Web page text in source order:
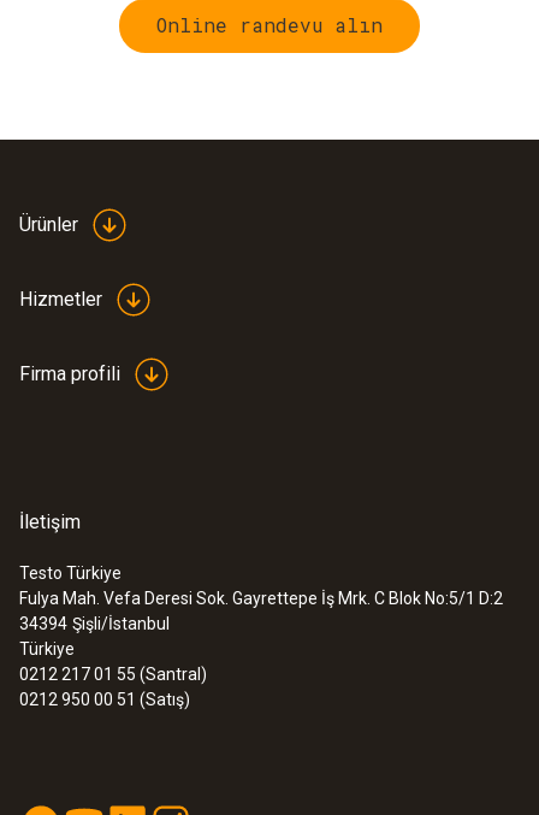
Online randevu alın
Ürünler
Hizmetler
Firma profili
İletişim
Testo Türkiye
Fulya Mah. Vefa Deresi Sok. Gayrettepe İş Mrk. C Blok No:5/1 D:2
34394 Şişli/İstanbul
Türkiye
0212 217 01 55 (Santral)
0212 950 00 51 (Satış)